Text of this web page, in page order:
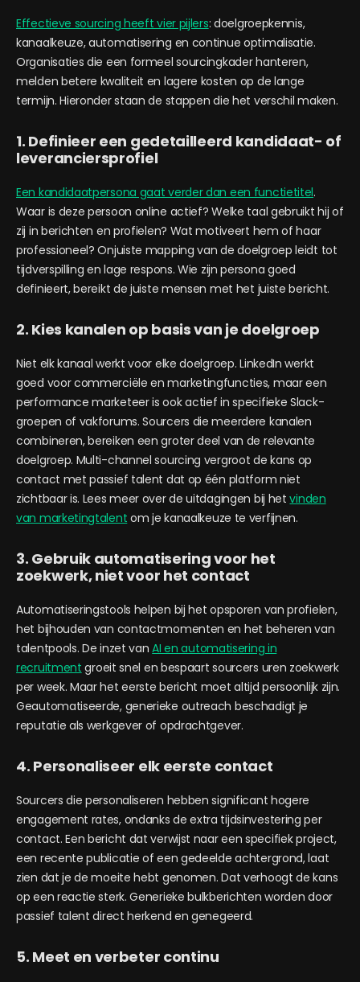
Effectieve sourcing heeft vier pijlers: doelgroepkennis,
kanaalkeuze, automatisering en continue optimalisatie.
Organisaties die een formeel sourcingkader hanteren,
melden betere kwaliteit en lagere kosten op de lange
termijn. Hieronder staan de stappen die het verschil maken.
1. Definieer een gedetailleerd kandidaat- of
leveranciersprofiel
Een kandidaatpersona gaat verder dan een functietitel.
Waar is deze persoon online actief? Welke taal gebruikt hij of
zij in berichten en profielen? Wat motiveert hem of haar
professioneel? Onjuiste mapping van de doelgroep leidt tot
tijdverspilling en lage respons. Wie zijn persona goed
definieert, bereikt de juiste mensen met het juiste bericht.
2. Kies kanalen op basis van je doelgroep
Niet elk kanaal werkt voor elke doelgroep. LinkedIn werkt
goed voor commerciële en marketingfuncties, maar een
performance marketeer is ook actief in specifieke Slack-
groepen of vakforums. Sourcers die meerdere kanalen
combineren, bereiken een groter deel van de relevante
doelgroep. Multi-channel sourcing vergroot de kans op
contact met passief talent dat op één platform niet
zichtbaar is. Lees meer over de uitdagingen bij hetvinden
van marketingtalent om je kanaalkeuze te verfijnen.
3. Gebruik automatisering voor het
zoekwerk, niet voor het contact
Automatiseringstools helpen bij het opsporen van profielen,
het bijhouden van contactmomenten en het beheren van
talentpools. De inzet vanAI en automatisering in
recruitment groeit snel en bespaart sourcers uren zoekwerk
per week. Maar het eerste bericht moet altijd persoonlijk zijn.
Geautomatiseerde, generieke outreach beschadigt je
reputatie als werkgever of opdrachtgever.
4. Personaliseer elk eerste contact
Sourcers die personaliseren hebben significant hogere
engagement rates, ondanks de extra tijdsinvestering per
contact. Een bericht dat verwijst naar een specifiek project,
een recente publicatie of een gedeelde achtergrond, laat
zien dat je de moeite hebt genomen. Dat verhoogt de kans
op een reactie sterk. Generieke bulkberichten worden door
passief talent direct herkend en genegeerd.
5. Meet en verbeter continu